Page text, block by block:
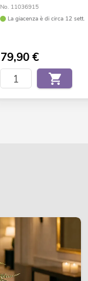
No. 11036915
La giacenza è di circa 12 sett.
79,90€